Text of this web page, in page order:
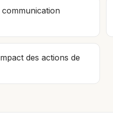
des actions de